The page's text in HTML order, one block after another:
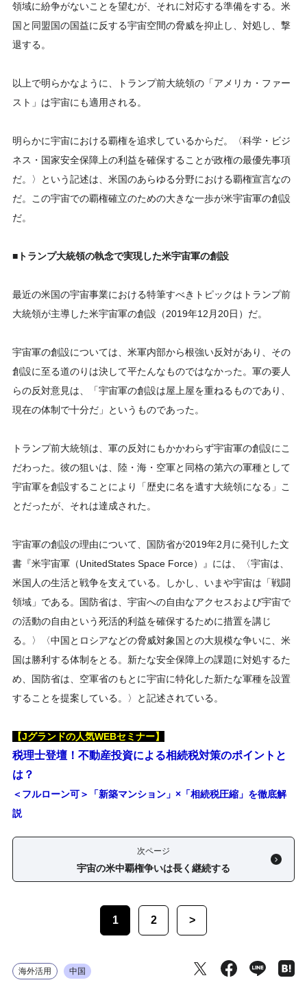
領域に紛争がないことを望むが、それに対応する準備をする。米
国と同盟国の国益に反する宇宙空間の脅威を抑止し、対処し、撃
退する。
以上で明らかなように、トランプ前大統領の「アメリカ・ファー
スト」は宇宙にも適用される。
明らかに宇宙における覇権を追求しているからだ。〈科学・ビジ
ネス・国家安全保障上の利益を確保することが政権の最優先事項
だ。〉という記述は、米国のあらゆる分野における覇権宣言なの
だ。この宇宙での覇権確立のための大きな一歩が米宇宙軍の創設
だ。
■トランプ大統領の執念で実現した米宇宙軍の創設
最近の米国の宇宙事業における特筆すべきトピックはトランプ前
大統領が主導した米宇宙軍の創設（2019年12月20日）だ。
宇宙軍の創設については、米軍内部から根強い反対があり、その
創設に至る道のりは決して平たんなものではなかった。軍の要人
らの反対意見は、「宇宙軍の創設は屋上屋を重ねるものであり、
現在の体制で十分だ」というものであった。
トランプ前大統領は、軍の反対にもかかわらず宇宙軍の創設にこ
だわった。彼の狙いは、陸・海・空軍と同格の第六の軍種として
宇宙軍を創設することにより「歴史に名を遺す大統領になる」こ
とだったが、それは達成された。
宇宙軍の創設の理由について、国防省が2019年2月に発刊した文
書『米宇宙軍（UnitedStates Space Force）』には、〈宇宙は、
米国人の生活と戦争を支えている。しかし、いまや宇宙は「戦闘
領域」である。国防省は、宇宙への自由なアクセスおよび宇宙で
の活動の自由という死活的利益を確保するために措置を講じ
る。〉〈中国とロシアなどの脅威対象国との大規模な争いに、米
国は勝利する体制をとる。新たな安全保障上の課題に対処するた
め、国防省は、空軍省のもとに宇宙に特化した新たな軍種を設置
することを提案している。〉と記述されている。
【Jグランドの人気WEBセミナー】
税理士登壇！不動産投資による相続税対策のポイントと
は？
＜フルローン可＞「新築マンション」×「相続税圧縮」を徹底解
説
次ページ
宇宙の米中覇権争いは長く継続する
1 2 >
海外活用 中国